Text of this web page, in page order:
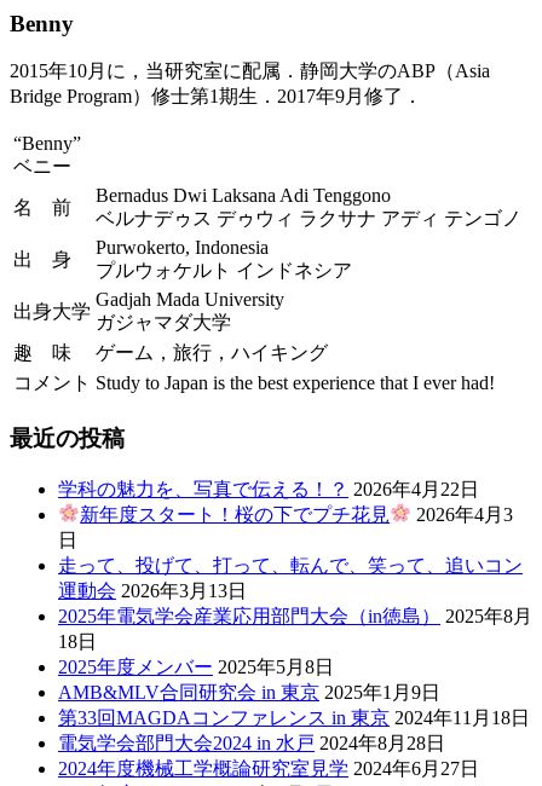
Benny
2015年10月に，当研究室に配属．静岡大学のABP（Asia
Bridge Program）修士第1期生．2017年9月修了．
“Benny”
ベニー
名 前
Bernadus Dwi Laksana Adi Tenggono
ベルナデゥス デゥウィ ラクサナ アディ テンゴノ
出 身
Purwokerto, Indonesia
プルウォケルト インドネシア
出身大学
Gadjah Mada University
ガジャマダ大学
趣 味
ゲーム，旅行，ハイキング
コメント Study to Japan is the best experience that I ever had!
最近の投稿
学科の魅力を、写真で伝える！？ 2026年4月22日
新年度スタート！桜の下でプチ花見
2026年4月3
日
走って、投げて、打って、転んで、笑って、追いコン
運動会 2026年3月13日
2025年電気学会産業応用部門大会（in徳島）
2025年8月
18日
2025年度メンバー 2025年5月8日
AMB&MLV合同研究会 in 東京 2025年1月9日
第33回MAGDAコンファレンス in 東京 2024年11月18日
電気学会部門大会2024 in 水戸 2024年8月28日
2024年度機械工学概論研究室見学 2024年6月27日